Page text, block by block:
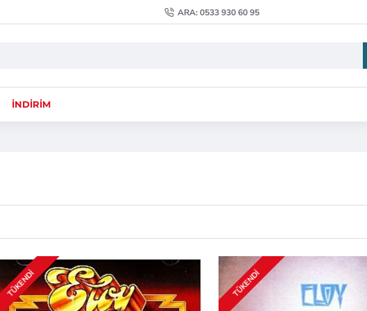
ARA: 0533 930 60 95
İNDIRIM
TÜKENDI TÜKENDI